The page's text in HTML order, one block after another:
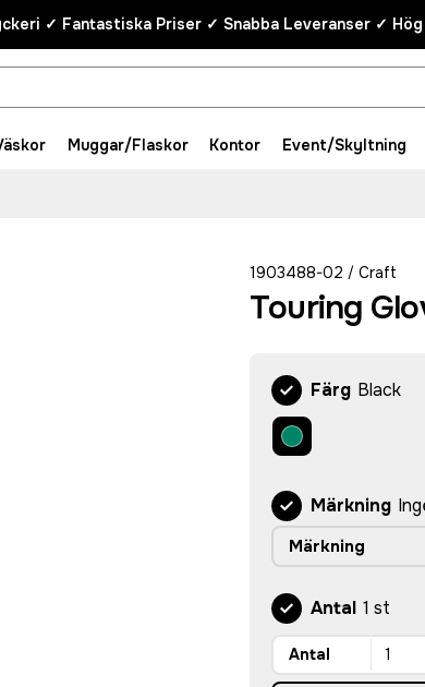
✓ Fantastiska Priser ✓ Snabba Leveranser ✓
Muggar/Flaskor Kontor Event/Skyltning
1903488-02 / Craft
Touring
Färg Black
Märkning
Märkning
Antal 1 st
Antal